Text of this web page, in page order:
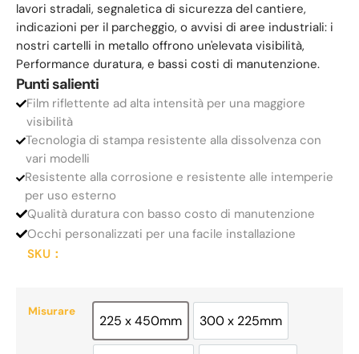
lavori stradali, segnaletica di sicurezza del cantiere,
indicazioni per il parcheggio, o avvisi di aree industriali: i
nostri cartelli in metallo offrono un'elevata visibilità,
Performance duratura, e bassi costi di manutenzione.
Punti salienti
Film riflettente ad alta intensità per una maggiore
visibilità
Tecnologia di stampa resistente alla dissolvenza con
vari modelli
Resistente alla corrosione e resistente alle intemperie
per uso esterno
Qualità duratura con basso costo di manutenzione
Occhi personalizzati per una facile installazione
SKU：
Misurare
225 x 450mm
225 x 450mm
300 x 225mm
300 x 225mm